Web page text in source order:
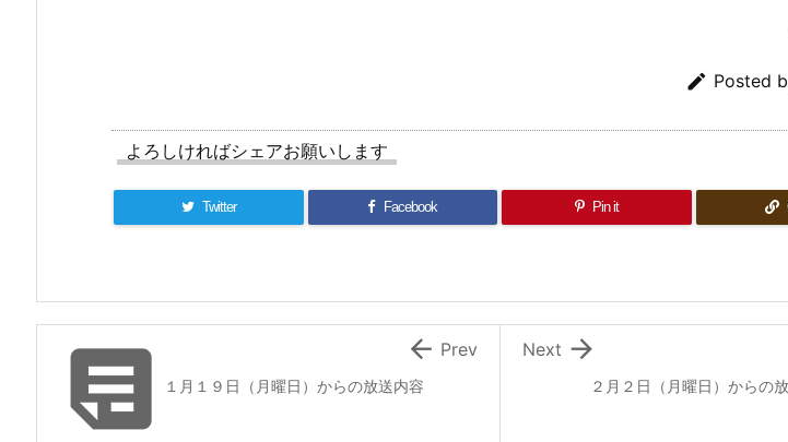
 Posted
よろしければシェアお願いします
Twitter Facebook Pin it
２月２日（月曜日）からの

Next
 １月１９日（月曜日）からの放送内容
 Prev